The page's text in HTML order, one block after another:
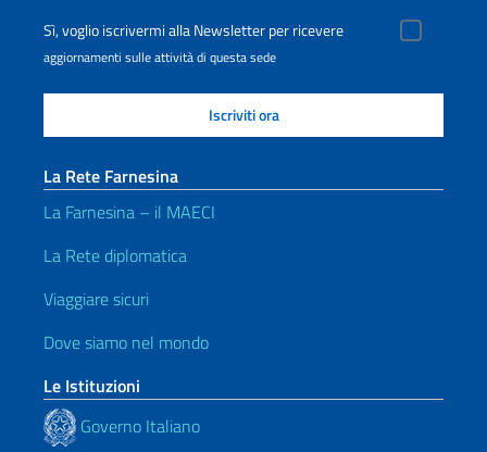
Sì, voglio iscrivermi alla Newsletter per ricevere
aggiornamenti sulle attività di questa sede
La Rete Farnesina
La Farnesina – il MAECI
La Rete diplomatica
Viaggiare sicuri
Dove siamo nel mondo
Le Istituzioni
Governo Italiano